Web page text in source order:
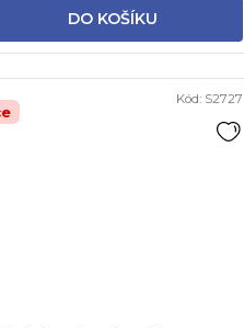
DO KOŠÍKU
Kód: S2727